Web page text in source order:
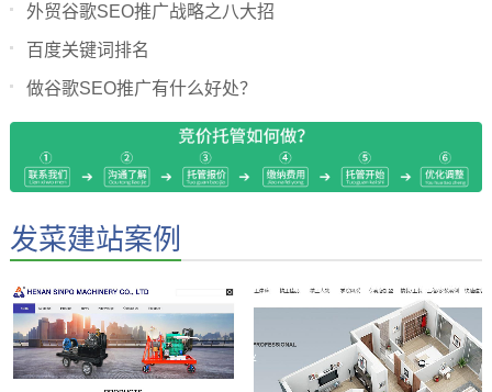
外贸谷歌SEO推广战略之八大招
百度关键词排名
做谷歌SEO推广有什么好处？
发菜建站案例